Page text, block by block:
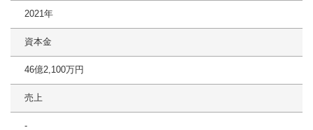
2021年
資本金
46億2,100万円
売上
-